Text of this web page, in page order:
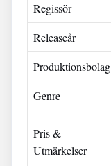
Regissör
Releaseår
Produktionsbolag
Genre
Pris &
Utmärkelser